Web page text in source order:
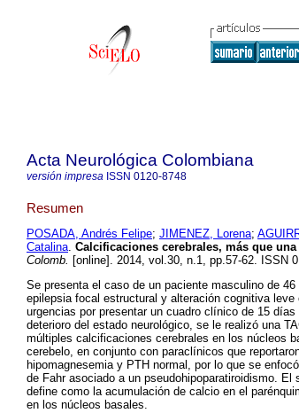
Acta Neurológica Colombiana
versión impresa ISSN 0120-8748
Resumen
POSADA, Andrés Felipe; JIMENEZ, Lorena;
Catalina. Calcificaciones cerebrales, más que
Colomb. [online]. 2014, vol.30, n.1, pp.57-62. ISSN
Se presenta el caso de un paciente masculino de
epilepsia focal estructural y alteración cognitiva
urgencias por presentar un cuadro clínico de 15
deterioro del estado neurológico, se le realizó una
múltiples calcificaciones cerebrales en los núcleos
cerebelo, en conjunto con paraclínicos que
hipomagnesemia y PTH normal, por lo que se
de Fahr asociado a un pseudohipoparatiroidismo.
define como la acumulación de calcio en el
en los núcleos basales.